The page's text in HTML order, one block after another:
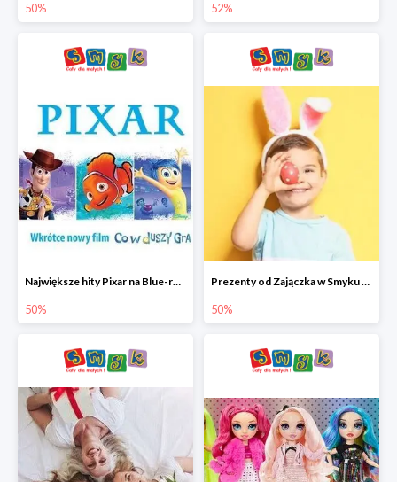
50% 52%
Największe hity Pixar na Blue-rey i DVD w Smyku - drugi film -50%
50%
Prezenty od Zajączka w Smyku do -50%
50%